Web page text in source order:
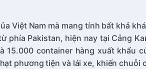
Việt Nam mà mang tính bất khả
Pakistan, hiện nay tại Cảng
container hàng xuất khẩu
phương tiện và lái xe, khiến